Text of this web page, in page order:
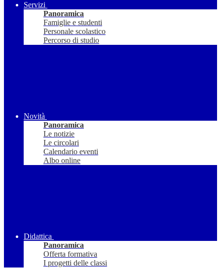
Servizi
Panoramica
Famiglie e studenti
Personale scolastico
Percorso di studio
Novità
Panoramica
Le notizie
Le circolari
Calendario eventi
Albo online
Didattica
Panoramica
Offerta formativa
I progetti delle classi